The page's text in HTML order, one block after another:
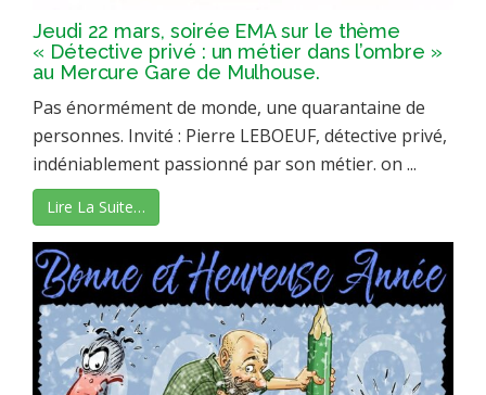
Jeudi 22 mars, soirée EMA sur le thème
« Détective privé : un métier dans l’ombre »
au Mercure Gare de Mulhouse.
Pas énormément de monde, une quarantaine de
personnes. Invité : Pierre LEBOEUF, détective privé,
indéniablement passionné par son métier. on ...
Lire La Suite…